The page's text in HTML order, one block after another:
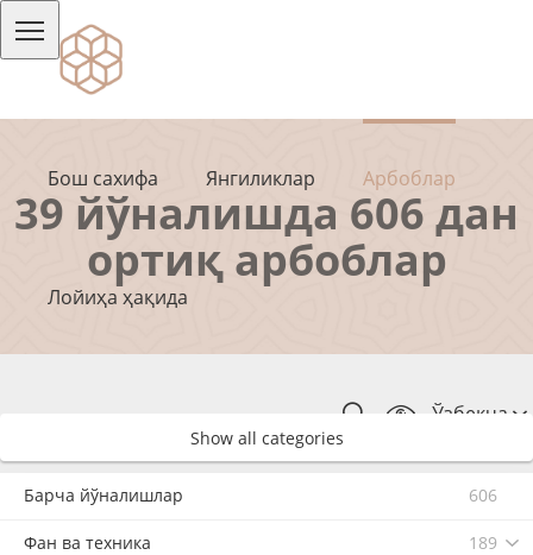
Бош сахифа Янгиликлар Арбоблар
Лойиҳа ҳақида
Ўзбекча
39 йўналишда 606 дан
ортиқ арбоблар
Show all categories
Барча йўналишлар 606
Фан ва техника 189